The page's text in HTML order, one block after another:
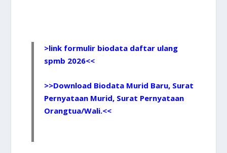
>link formulir biodata daftar ulang
spmb 2026<<
>>Download Biodata Murid Baru, Surat
Pernyataan Murid, Surat Pernyataan
Orangtua/Wali.<<